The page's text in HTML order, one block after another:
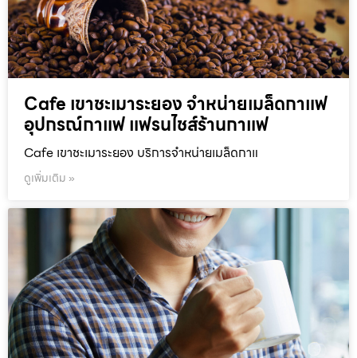
Cafe เขาชะเมาระยอง จำหน่ายเมล็ดกาแฟ
อุปกรณ์กาแฟ แฟรนไชส์ร้านกาแฟ
Cafe เขาชะเมาระยอง บริการจำหน่ายเมล็ดกาแ
ดูเพิ่มเติม »